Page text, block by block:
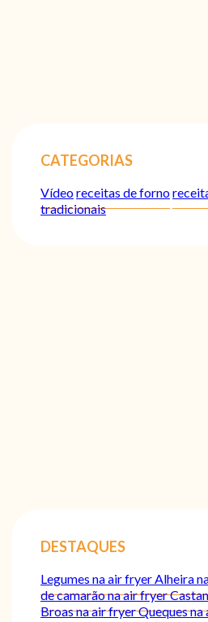
CATEGORIAS
Vídeoreceitas de forno
tradicionais
DESTAQUES
Legumes na air fryerAlheira
de camarão na air fryer
Broas na air fryerQueques